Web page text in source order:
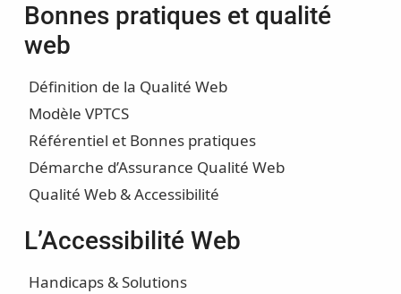
Bonnes pratiques et qualité
web
Définition de la Qualité Web
Modèle VPTCS
Référentiel et Bonnes pratiques
Démarche d’Assurance Qualité Web
Qualité Web & Accessibilité
L’Accessibilité Web
Handicaps & Solutions